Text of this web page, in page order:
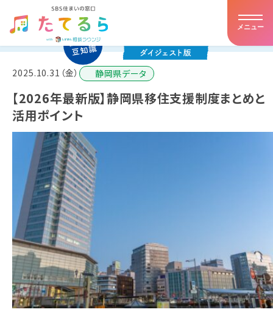
ホーム
たてるらとは
提携住宅会社
イベント・キャンペーン
アドバイザー紹介
お客様の声
住まいの豆知識
店舗詳細・アクセス
相談予約
お知らせ
メニュー
静岡県データ
2025.10.31（金）
【2026年最新版】静岡県移住支援制度まとめと
活用ポイント